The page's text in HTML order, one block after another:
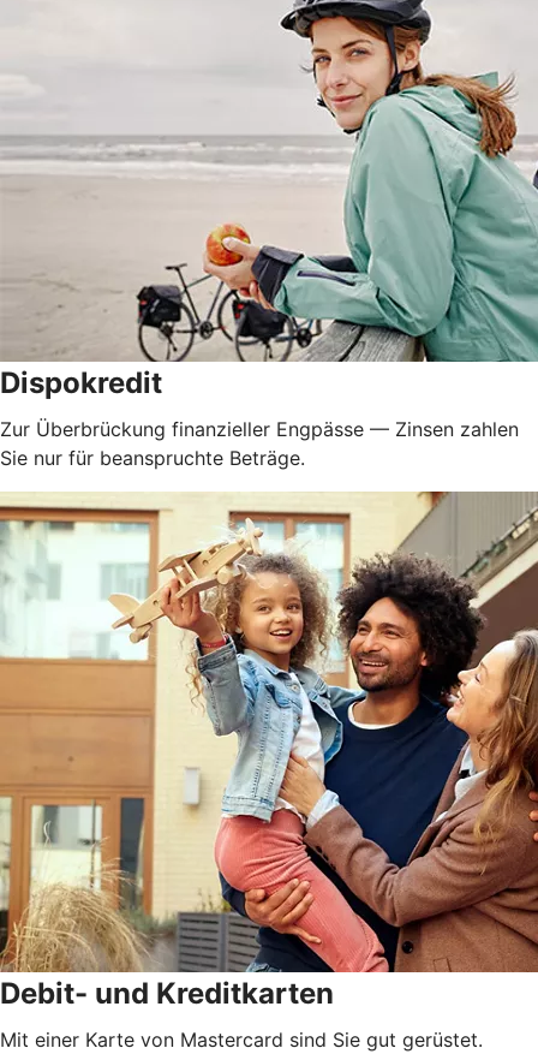
Dispokredit
Zur Überbrückung finanzieller Engpässe — Zinsen zahlen
Sie nur für beanspruchte Beträge.
Debit- und Kreditkarten
Mit einer Karte von Mastercard sind Sie gut gerüstet.